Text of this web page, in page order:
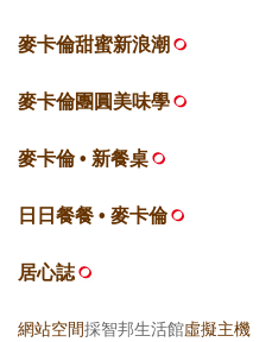
麥卡倫甜蜜新浪潮
麥卡倫團圓美味學
麥卡倫 • 新餐桌
日日餐餐 • 麥卡倫
居心誌
網站空間採智邦生活館虛擬主機